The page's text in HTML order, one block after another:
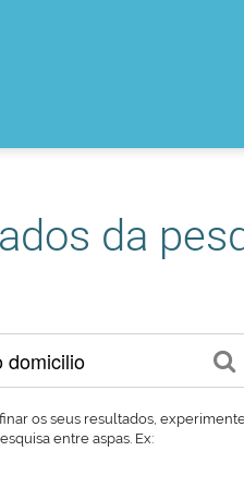
da
os seus resultados,
entre aspas. Ex: